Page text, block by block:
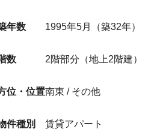
年数 1995年5月（築32年）
数 2階部分（地上2階建）
位・位置南東 / その他
件種別 賃貸アパート